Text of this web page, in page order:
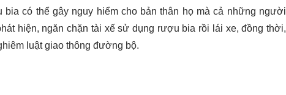
có thể gây nguy hiểm cho bản thân họ mà cả những người
hiện, ngăn chặn tài xế sử dụng rượu bia rồi lái xe, đồng thời,
luật giao thông đường bộ.